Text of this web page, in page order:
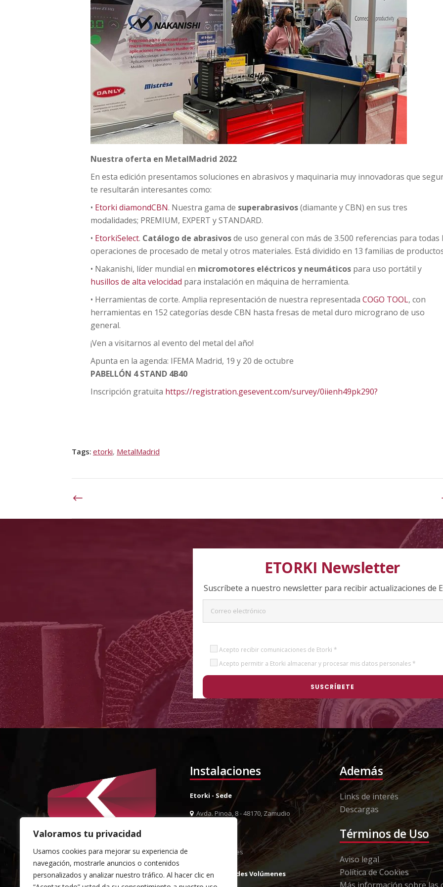
Valoramos tu privacidad
Usamos cookies para mejorar su experiencia de
navegación, mostrarle anuncios o contenidos
personalizados y analizar nuestro tráfico. Al hacer clic en
Nuestra oferta en MetalMadrid 2022
En esta edición presentamos soluciones en abrasivos y maquinaria muy innovadoras que
te resultarán interesantes como:
• Etorki diamondCBN. Nuestra gama de superabrasivos(diamante y CBN) en sus tres
modalidades; PREMIUM, EXPERT y STANDARD.
• EtorkiSelect. Catálogo de abrasivosde uso general con más de 3.500 referencias para todas
operaciones de procesado de metal y otros materiales. Está dividido en 13 familias de
• Nakanishi, líder mundial en micromotores eléctricos y neumáticos para uso portátil y
husillos de alta velocidad para instalación en máquina de herramienta.
• Herramientas de corte. Amplia representación de nuestra representada COGO TOOL, con
herramientas en 152 categorías desde CBN hasta fresas de metal duro micrograno de uso
general.
¡Ven a visitarnos al evento del metal del año!
Apunta en la agenda: IFEMA Madrid, 19 y 20 de octubre
PABELLÓN 4 STAND 4B40
Inscripción gratuita https://registration.gesevent.com/survey/0iienh49pk290?
Tags: etorki, MetalMadrid
ETORKI Newsletter
Suscríbete a nuestro newsletter para recibir actualizaciones de
Acepto recibir comunicaciones de Etorki *
Acepto permitir a Etorki almacenar y procesar mis datos personales *
Instalaciones
Etorki - Sede
Avda. Pinoa, 8 - 48170, Zamudio
info@etorki.es
Almacén Grandes Volúmenes
Además
Links de interés
Descargas
Términos de Uso
Aviso legal
Política de Cookies